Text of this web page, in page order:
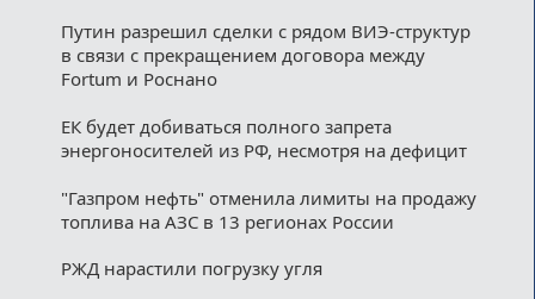
Путин разрешил сделки с рядом ВИЭ-структур
в связи с прекращением договора между
Fortum и Роснано
ЕК будет добиваться полного запрета
энергоносителей из РФ, несмотря на дефицит
"Газпром нефть" отменила лимиты на продажу
топлива на АЗС в 13 регионах России
РЖД нарастили погрузку угля